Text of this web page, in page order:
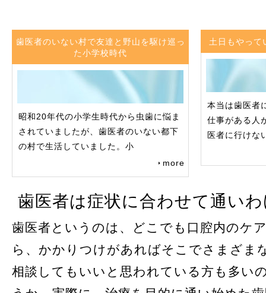
歯医者のいない村で友達と野山を駆け巡っ
た小学校時代
昭和20年代の小学生時代から虫歯に悩ま
されていましたが、歯医者のいない都下
の村で生活していました。小
more
土日もやって
本当は歯医者
仕事がある人
医者に行けな
歯医者は症状に合わせて通い
歯医者というのは、どこでも口腔内のケ
ら、かかりつけがあればそこでさまざま
相談してもいいと思われている方も多い